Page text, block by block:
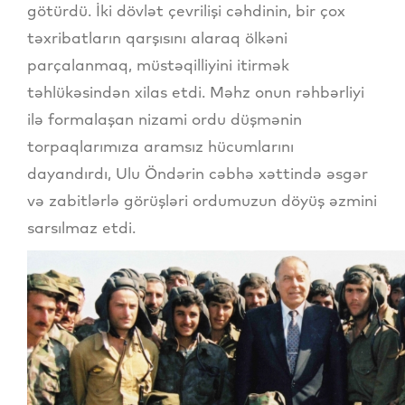
götürdü. İki dövlət çevrilişi cəhdinin, bir çox
təxribatların qarşısını alaraq ölkəni
parçalanmaq, müstəqilliyini itirmək
təhlükəsindən xilas etdi. Məhz onun rəhbərliyi
ilə formalaşan nizami ordu düşmənin
torpaqlarımıza aramsız hücumlarını
dayandırdı, Ulu Öndərin cəbhə xəttində əsgər
və zabitlərlə görüşləri ordumuzun döyüş əzmini
sarsılmaz etdi.